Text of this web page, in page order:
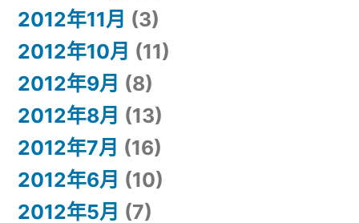
2012年11月 (3)
2012年10月 (11)
2012年9月 (8)
2012年8月 (13)
2012年7月 (16)
2012年6月 (10)
2012年5月 (7)